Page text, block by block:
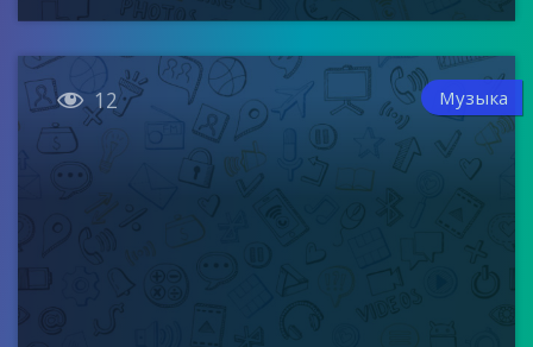
 12 Музыка